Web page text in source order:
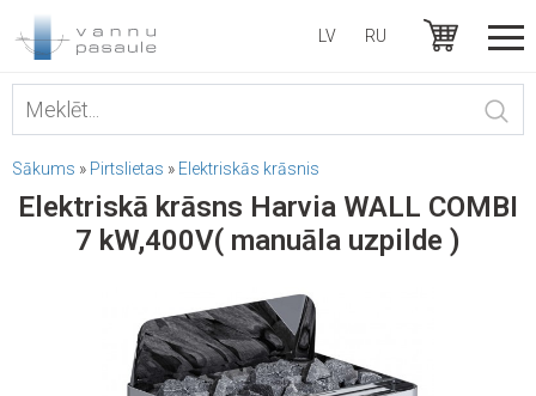
LV RU
Sākums » Pirtslietas » Elektriskās krāsnis
Elektriskā krāsns Harvia WALL COMBI
7 kW,400V( manuāla uzpilde )